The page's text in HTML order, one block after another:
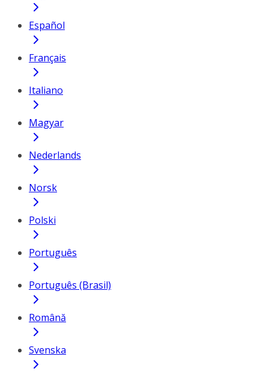
Español
Français
Italiano
Magyar
Nederlands
Norsk
Polski
Português
Português (Brasil)
Română
Svenska